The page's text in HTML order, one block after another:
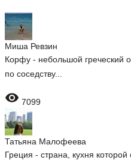
Миша Ревзин
Корфу - небольшой греческий
по соседству...
 7099
Татьяна Малофеева
Греция - страна, кухня которой